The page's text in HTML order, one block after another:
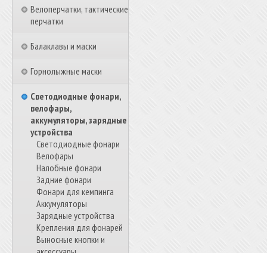
Велоперчатки, тактические
перчатки
Балаклавы и маски
Горнолыжные маски
Светодиодные фонари,
велофары,
аккумуляторы, зарядные
устройства
Светодиодные фонари
Велофары
Налобные фонари
Задние фонари
Фонари для кемпинга
Аккумуляторы
Зарядные устройства
Крепления для фонарей
Выносные кнопки и